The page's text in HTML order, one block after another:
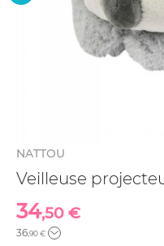
NATTOU
Veilleuse
34,50 €
36,90 €